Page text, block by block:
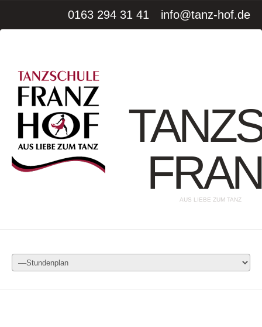
0163 294 31 41 info@tanz-hof.de
AUS LIEBE ZUM TANZ